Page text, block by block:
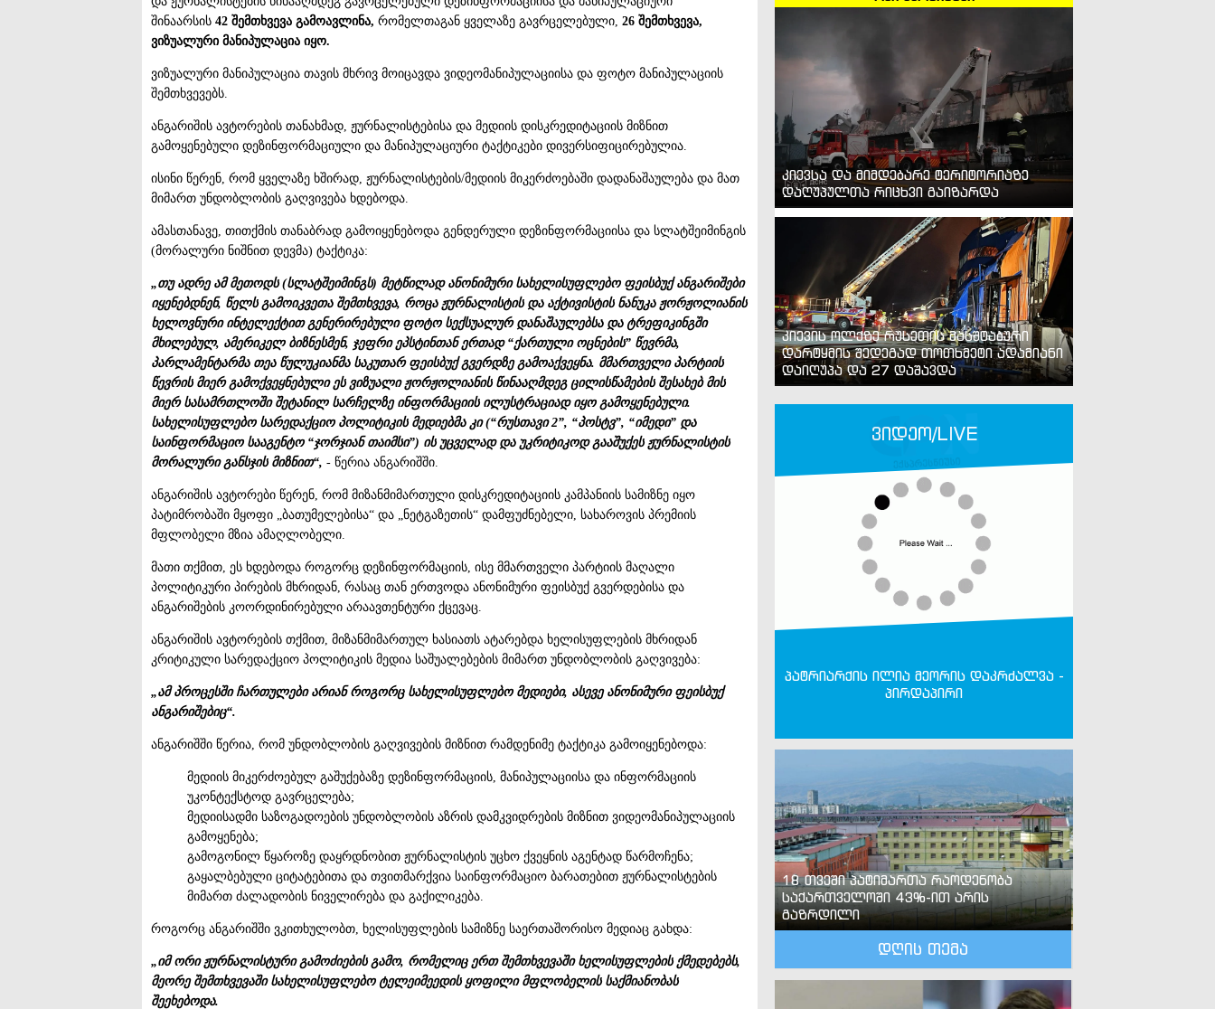
შინაარსის 42 შემთხვევა გამოავლინა, რომელთაგან ყველაზე გავრცელებული, 26 შემთხვევა,
ვიზუალური მანიპულაცია იყო.
ვიზუალური მანიპულაცია თავის მხრივ მოიცავდა ვიდეომანიპულაციისა და ფოტო მანიპულაციის
შემთხვევებს.
ანგარიშის ავტორების თანახმად, ჟურნალისტებისა და მედიის დისკრედიტაციის მიზნით
გამოყენებული დეზინფორმაციული და მანიპულაციური ტაქტიკები დივერსიფიცირებულია.
ისინი წერენ, რომ ყველაზე ხშირად, ჟურნალისტების/მედიის მიკერძოებაში დადანაშაულება და მათ
მიმართ უნდობლობის გაღვივება ხდებოდა.
ამასთანავე, თითქმის თანაბრად გამოიყენებოდა გენდერული დეზინფორმაციისა და სლატშეიმინგის
(მორალური ნიშნით დევმა) ტაქტიკა:
„თუ ადრე ამ მეთოდს (სლატშეიმინგს) მეტწილად ანონიმური სახელისუფლებო ფეისბუქ ანგარიშები
იყენებდნენ, წელს გამოიკვეთა შემთხვევა, როცა ჟურნალისტის და აქტივისტის ნანუკა ჟორჟოლიანის
ხელოვნური ინტელექტით გენერირებული ფოტო სექსუალურ დანაშაულებსა და ტრეფიკინგში
მხილებულ, ამერიკელ ბიზნესმენ, ჯეფრი ეპსტინთან ერთად “ქართული ოცნების” წევრმა,
პარლამენტარმა თეა წულუკიანმა საკუთარ ფეისბუქ გვერდზე გამოაქვეყნა. მმართველი პარტიის
წევრის მიერ გამოქვეყნებული ეს ვიზუალი ჟორჟოლიანის წინააღმდეგ ცილისწამების შესახებ მის
მიერ სასამრთლოში შეტანილ სარჩელზე ინფორმაციის ილუსტრაციად იყო გამოყენებული.
სახელისუფლებო სარედაქციო პოლიტიკის მედიებმა კი (“რუსთავი 2”, “პოსტვ”, “იმედი” და
საინფორმაციო სააგენტო “ჯორჯიან თაიმსი”) ის უცველად და უკრიტიკოდ გააშუქეს ჟურნალისტის
მორალური განსჯის მიზნით“, - წერია ანგარიშში.
ანგარიშის ავტორები წერენ, რომ მიზანმიმართული დისკრედიტაციის კამპანიის სამიზნე იყო
პატიმრობაში მყოფი „ბათუმელებისა“ და „ნეტგაზეთის“ დამფუძნებელი, სახაროვის პრემიის
მფლობელი მზია ამაღლობელი.
მათი თქმით, ეს ხდებოდა როგორც დეზინფორმაციის, ისე მმართველი პარტიის მაღალი
პოლიტიკური პირების მხრიდან, რასაც თან ერთვოდა ანონიმური ფეისბუქ გვერდებისა და
ანგარიშების კოორდინირებული არაავთენტური ქცევაც.
ანგარიშის ავტორების თქმით, მიზანმიმართულ ხასიათს ატარებდა ხელისუფლების მხრიდან
კრიტიკული სარედაქციო პოლიტიკის მედია საშუალებების მიმართ უნდობლობის გაღვივება:
„ამ პროცესში ჩართულები არიან როგორც სახელისუფლებო მედიები, ასევე ანონიმური ფეისბუქ
ანგარიშებიც“.
ანგარიშში წერია, რომ უნდობლობის გაღვივების მიზნით რამდენიმე ტაქტიკა გამოიყენებოდა:
მედიის მიკერძოებულ გაშუქებაზე დეზინფორმაციის, მანიპულაციისა და ინფორმაციის
უკონტექსტოდ გავრცელება;
მედიისადმი საზოგადოების უნდობლობის აზრის დამკვიდრების მიზნით ვიდეომანიპულაციის
გამოყენება;
გამოგონილ წყაროზე დაყრდნობით ჟურნალისტის უცხო ქვეყნის აგენტად წარმოჩენა;
გაყალბებული ციტატებითა და თვითმარქვია საინფორმაციო ბარათებით ჟურნალისტების
მიმართ ძალადობის ნიველირება და გაქილიკება.
როგორც ანგარიშში ვკითხულობთ, ხელისუფლების სამიზნე საერთაშორისო მედიაც გახდა:
„იმ ორი ჟურნალისტური გამოძიების გამო, რომელიც ერთ შემთხვევაში ხელისუფლების ქმედებებს,
მეორე შემთხვევაში სახელისუფლებო ტელეიმეედის ყოფილი მფლობელის საქმიანობას
შეეხებოდა.
კიევსა და მიმდებარე ტერიტორიაზე
დაღუპულთა რიცხვი გაიზარდა
კიევის ოლქზე რუსეთის მასშტაბური
დარტყმის შედეგად თოთხმეტი ადამიანი
დაიღუპა და 27 დაშავდა
ვიდეო/LIVE
პატრიარქის ილია მეორის დაკრძალვა -
პირდაპირი
18 თვეში პატიმართა რაოდენობა
საქართველოში 43%-ით არის
გაზრდილი
დღის თემა